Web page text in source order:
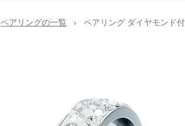
ペアリングの一覧 › ペアリング ダイヤモンド